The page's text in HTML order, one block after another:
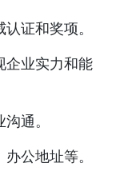
证和奖项。
企业实力和能
通。
公地址等。